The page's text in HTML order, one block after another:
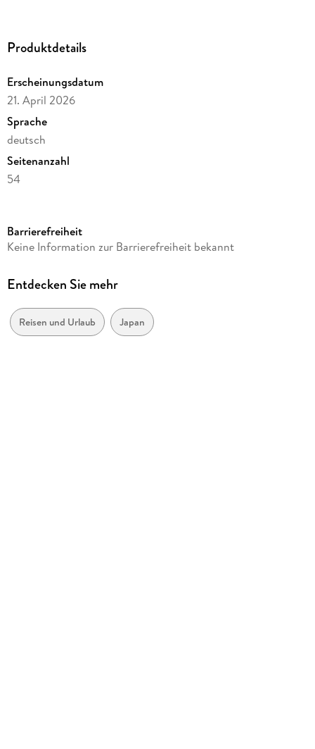
Produktdetails
Erscheinungsdatum
21. April 2026
Sprache
deutsch
Seitenanzahl
54
Kamera/Fotos von
Verlag/Hersteller
Produktart
Kalender
Barrierefreiheit
Keine Information zur Barrierefreiheit bekannt
Entdecken Sie mehr
Reisen und Urlaub Japan